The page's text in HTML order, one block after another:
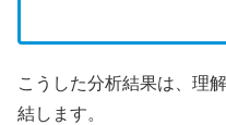
こうした分析結果は、理
結します。